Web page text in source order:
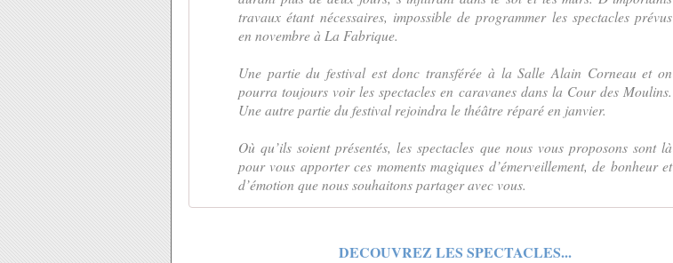
travaux étant nécessaires, impossible de programmer les spectacles prévus
en novembre à La Fabrique.
Une partie du festival est donc transférée à la Salle Alain Corneau et on
pourra toujours voir les spectacles en caravanes dans la Cour des Moulins.
Une autre partie du festival rejoindra le théâtre réparé en janvier.
Où qu’ils soient présentés, les spectacles que nous vous proposons sont là
pour vous apporter ces moments magiques d’émerveillement, de bonheur et
d’émotion que nous souhaitons partager avec vous.
DECOUVREZ LES SPECTACLES...